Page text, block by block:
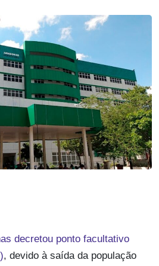
decretou ponto facultativo
, devido à saída da população